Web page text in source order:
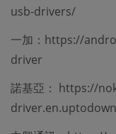
usb-drivers/
一加：https://
driver
諾基亞： https://